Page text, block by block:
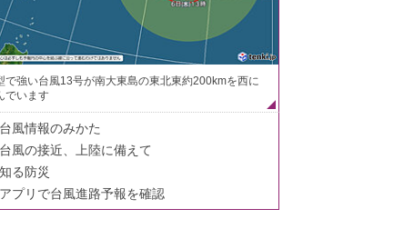
で強い台風13号が南大東島の東北東約200kmを西に
でいます
台風情報のみかた
台風の接近、上陸に備えて
知る防災
アプリで台風進路予報を確認